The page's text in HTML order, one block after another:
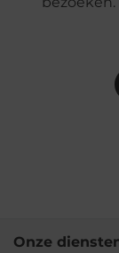
Onze